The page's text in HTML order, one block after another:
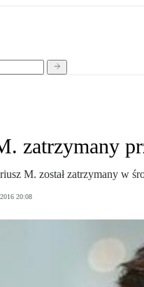
zatrzymany
M. został zatrzymany w
20:08